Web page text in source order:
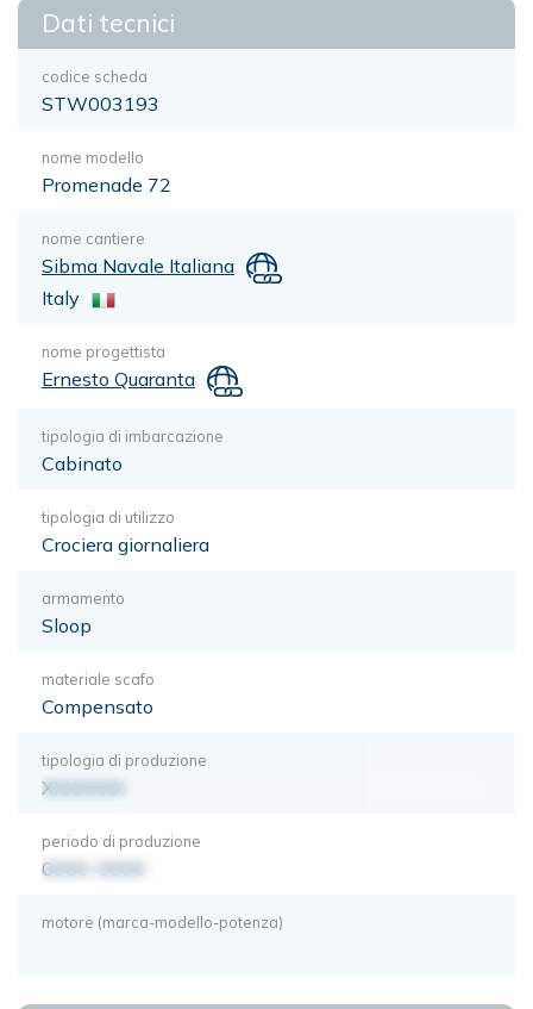
Dati tecnici
codice scheda
STW003193
nome modello
Promenade 72
nome cantiere
Sibma Navale Italiana
Italy
nome progettista
Ernesto Quaranta
tipologia di imbarcazione
Cabinato
tipologia di utilizzo
Crociera giornaliera
armamento
Sloop
materiale scafo
Compensato
tipologia di produzione
XXXXXXX
periodo di produzione
0000-0000
motore (marca-modello-potenza)